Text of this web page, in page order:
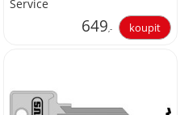
Service
649,-